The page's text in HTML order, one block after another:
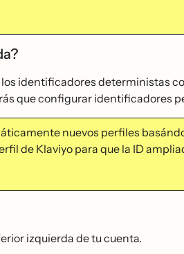
identificadores deterministas
que configurar identificadores
nuevos perfiles
de Klaviyo para que la ID
izquierda de tu cuenta.